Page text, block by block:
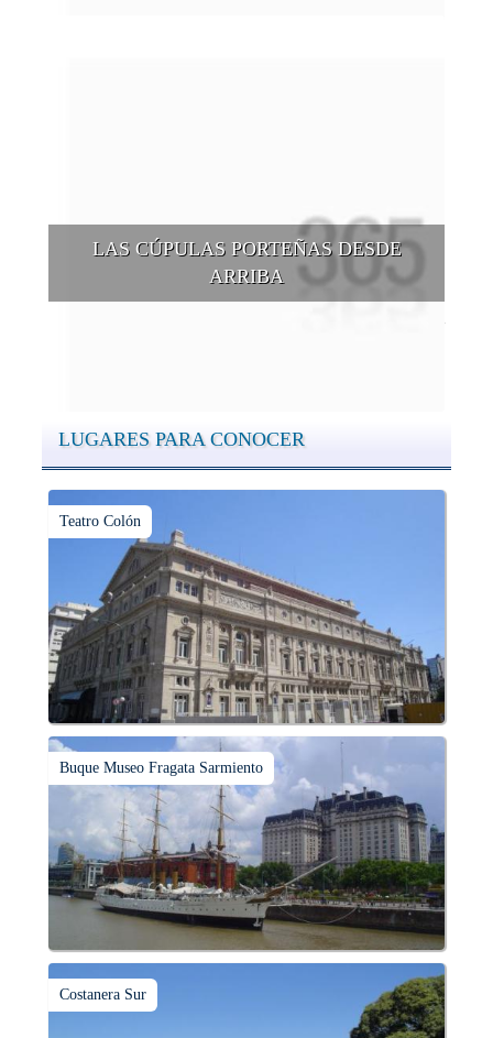
LAS CÚPULAS PORTEÑAS DESDE
ARRIBA
LUGARES PARA CONOCER
Teatro Colón
Buque Museo Fragata Sarmiento
Costanera Sur